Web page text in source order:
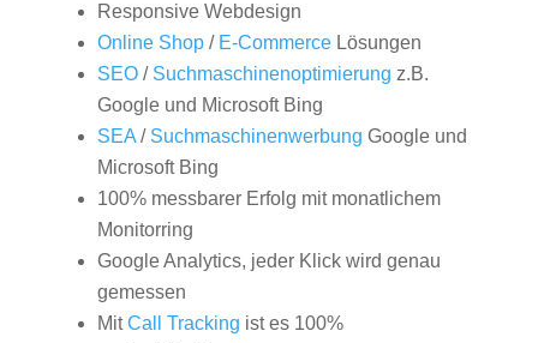
Responsive Webdesign
Online Shop/ E-CommerceLösungen
SEO/ Suchmaschinenoptimierung z.B.
Google und Microsoft Bing
SEA/ Suchmaschinenwerbung Google und
Microsoft Bing
100% messbarer Erfolg mit monatlichem
Monitorring
Google Analytics, jeder Klick wird genau
gemessen
MitCall Tracking ist es 100%